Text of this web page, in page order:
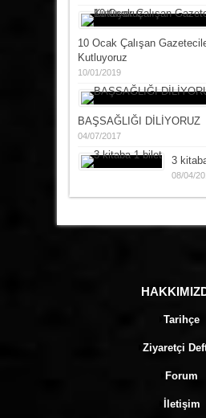
10 Ocak Çalışan
Kutluyoruz
10/01/2019
BAŞSAĞLIĞI DİLİYORUZ
04/07/2017
3
08/04/
Tarihçe
Ziyaretçi
Forum
İletişim